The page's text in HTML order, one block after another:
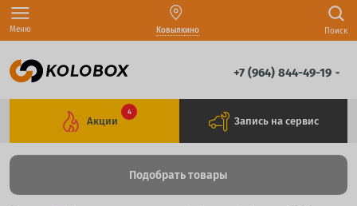
Меню Ковылкино Поиск
+7 (964) 844-49-19
Акции
4
Запись на сервис
Подобрать товары